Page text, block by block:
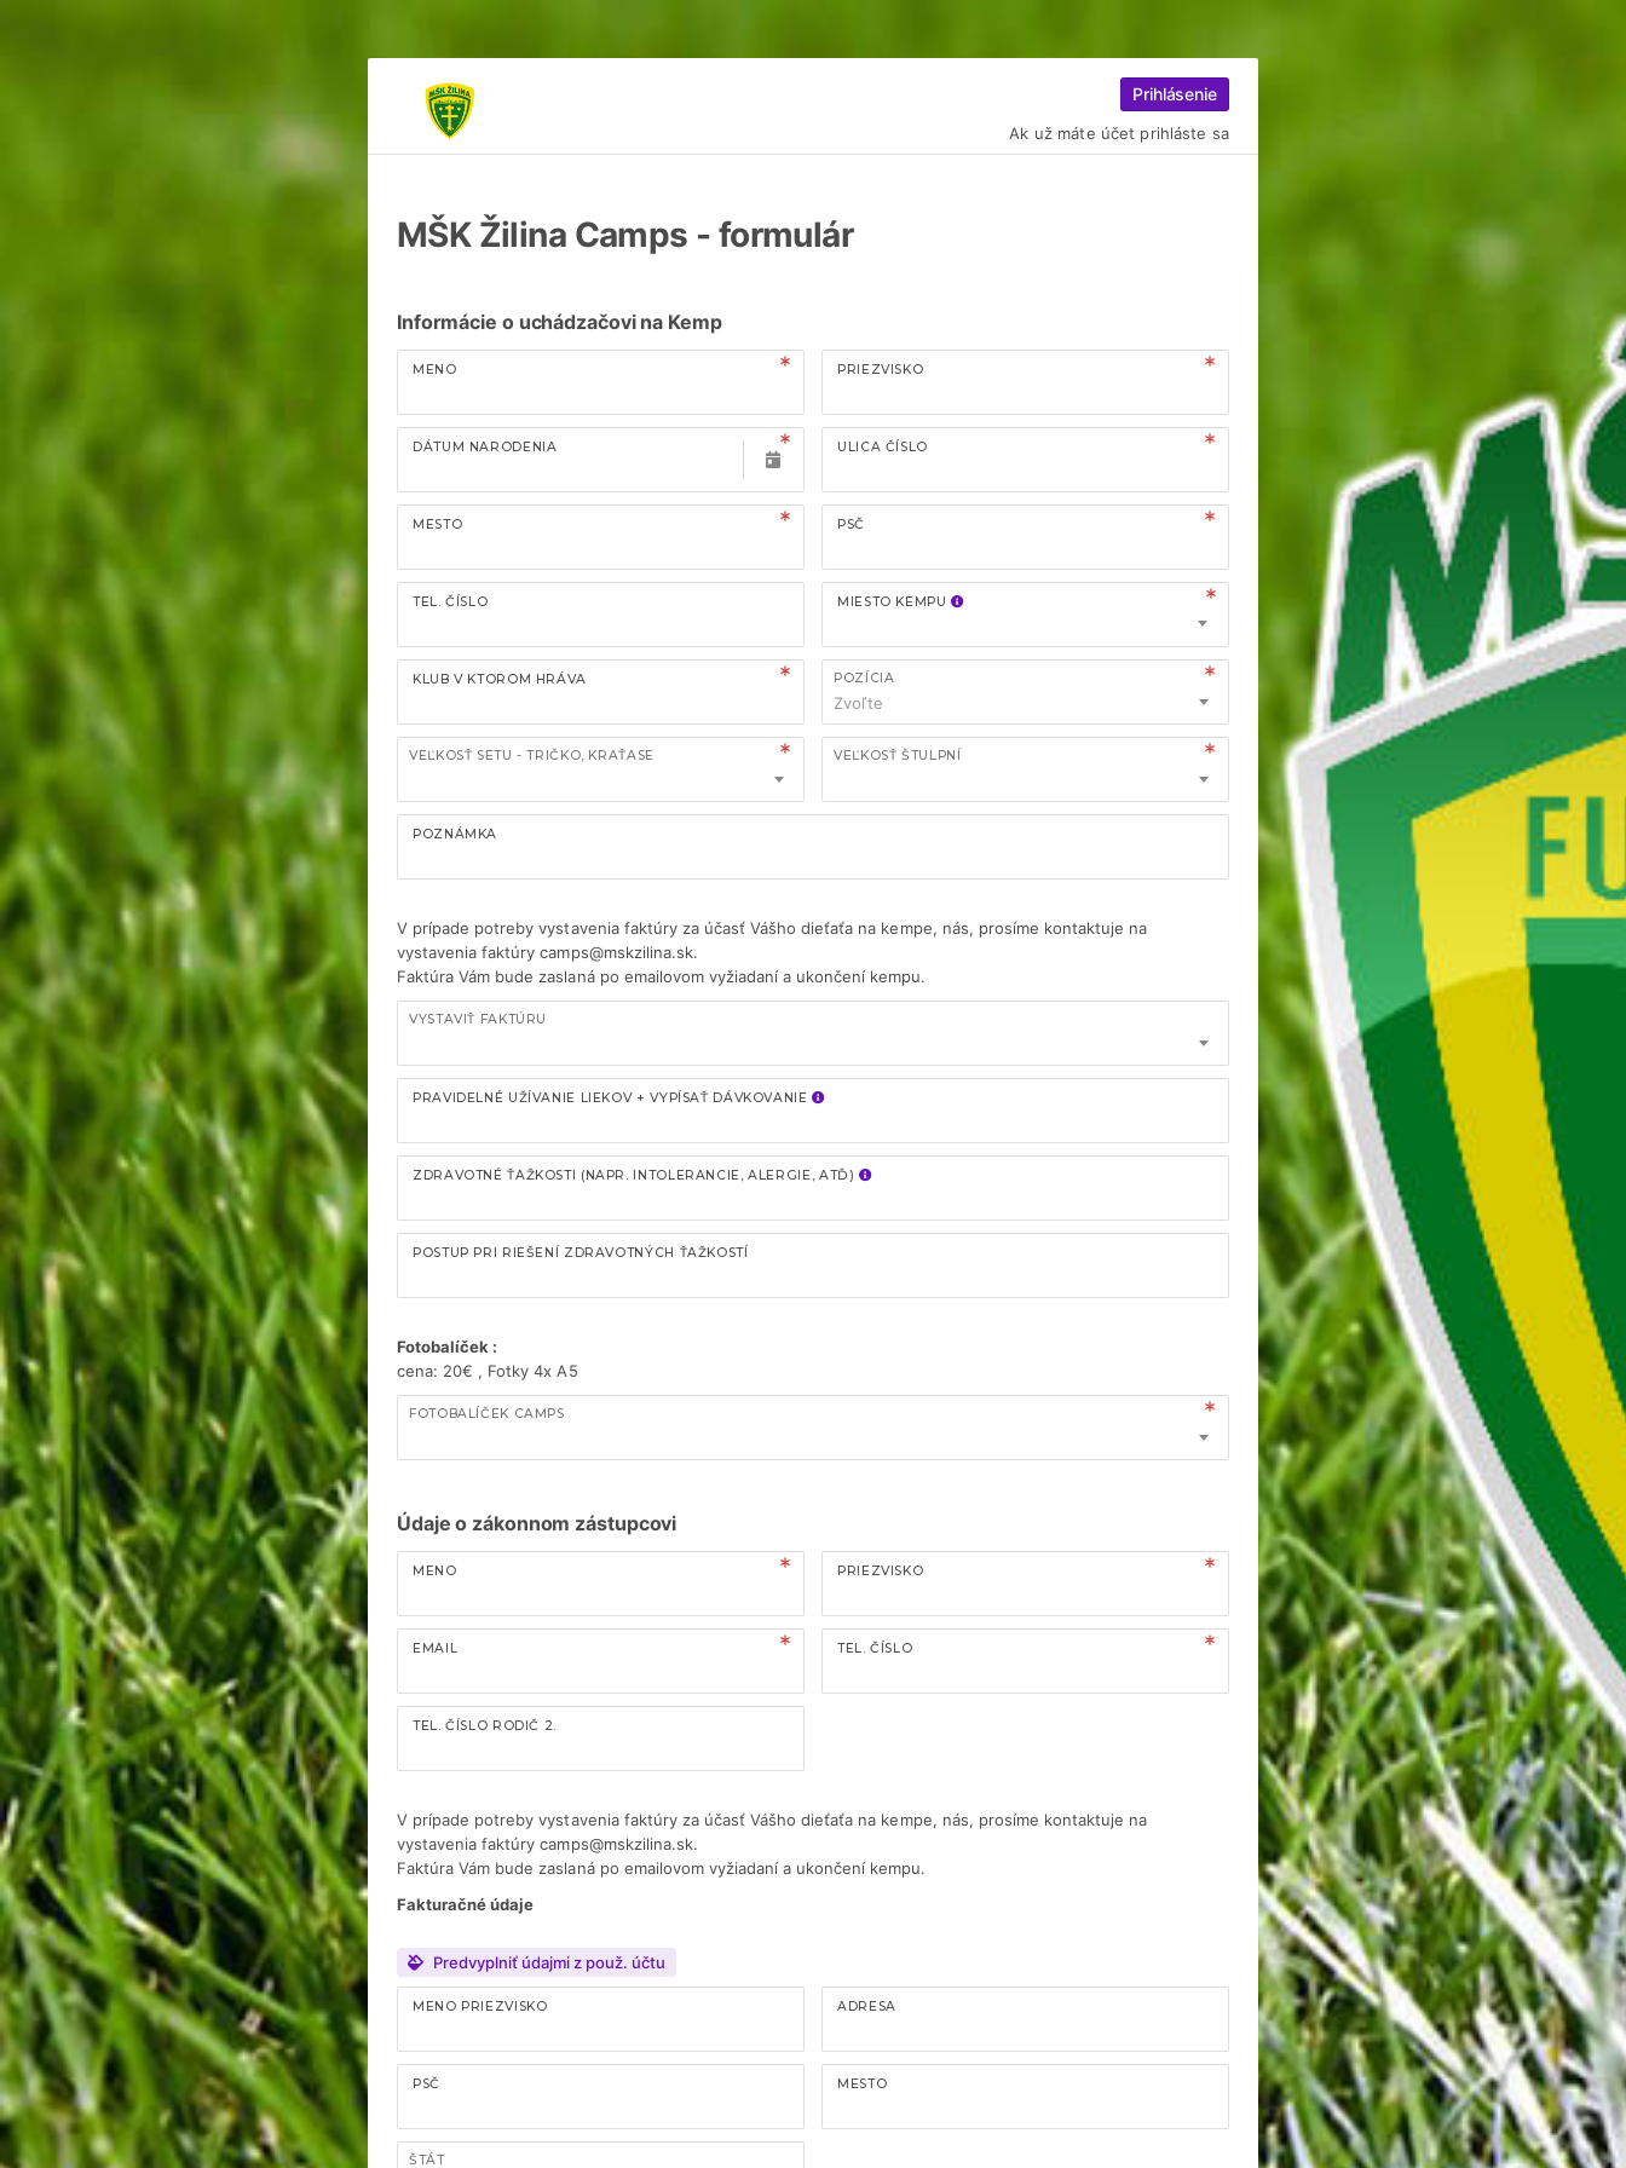
Prihlásenie
Ak už máte účet prihláste sa
MŠK Žilina Camps - formulár
Informácie o uchádzačovi na Kemp
MENO PRIEZVISKO
DÁTUM NARODENIA ULICA ČÍSLO
MESTO PSČ
TEL. ČÍSLO MIESTO KEMPU
KLUB V KTOROM HRÁVA POZÍCIA
Zvoľte
VEĽKOSŤ SETU - TRIČKO, KRAŤASE VEĽKOSŤ ŠTULPNÍ
POZNÁMKA
V prípade potreby vystavenia faktúry za účasť Vášho dieťaťa na kempe, nás, prosíme kontaktuje na
vystavenia faktúry camps@mskzilina.sk.
Faktúra Vám bude zaslaná po emailovom vyžiadaní a ukončení kempu.
VYSTAVIŤ FAKTÚRU
PRAVIDELNÉ UŽÍVANIE LIEKOV + VYPÍSAŤ DÁVKOVANIE
ZDRAVOTNÉ ŤAŽKOSTI (NAPR. INTOLERANCIE, ALERGIE, ATĎ)
POSTUP PRI RIEŠENÍ ZDRAVOTNÝCH ŤAŽKOSTÍ
Fotobalíček :
cena: 20€ , Fotky 4x A5
FOTOBALÍČEK CAMPS
Údaje o zákonnom zástupcovi
MENO PRIEZVISKO
EMAIL TEL. ČÍSLO
TEL. ČÍSLO RODIČ 2.
V prípade potreby vystavenia faktúry za účasť Vášho dieťaťa na kempe, nás, prosíme kontaktuje na
vystavenia faktúry camps@mskzilina.sk.
Faktúra Vám bude zaslaná po emailovom vyžiadaní a ukončení kempu.
Fakturačné údaje
Predvyplniť údajmi z použ. účtu
MENO PRIEZVISKO ADRESA
PSČ MESTO
ŠTÁT